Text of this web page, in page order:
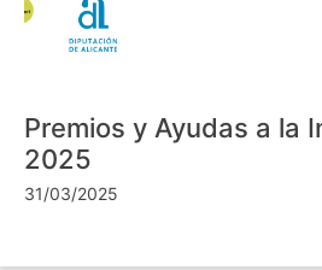
Premios y Ayudas a la
2025
31/03/2025